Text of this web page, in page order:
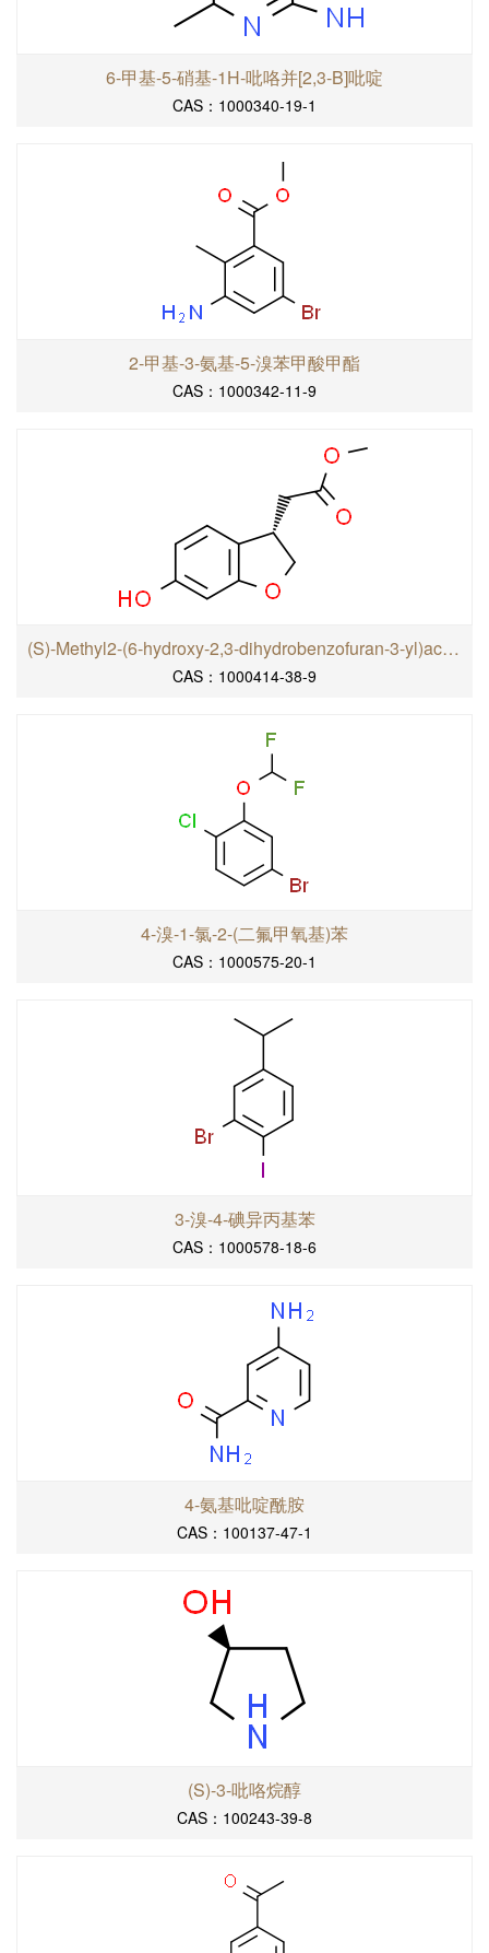
6-甲基-5-硝基-1H-吡咯并[2,3-B]吡啶
CAS：1000340-19-1
2-甲基-3-氨基-5-溴苯甲酸甲酯
CAS：1000342-11-9
(S)-Methyl2-(6-hydroxy-2,3-dihydrobenzofuran-3-yl)acetate
CAS：1000414-38-9
4-溴-1-氯-2-(二氟甲氧基)苯
CAS：1000575-20-1
3-溴-4-碘异丙基苯
CAS：1000578-18-6
4-氨基吡啶酰胺
CAS：100137-47-1
(S)-3-吡咯烷醇
CAS：100243-39-8